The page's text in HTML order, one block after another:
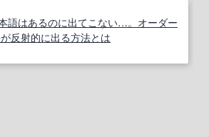
語はあるのに出てこない…。オーダー
反射的に出る方法とは